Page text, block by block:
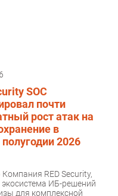
SOC
почти
рост атак на
в
2026
Компания RED Security,
ИБ-решений
для комплексной